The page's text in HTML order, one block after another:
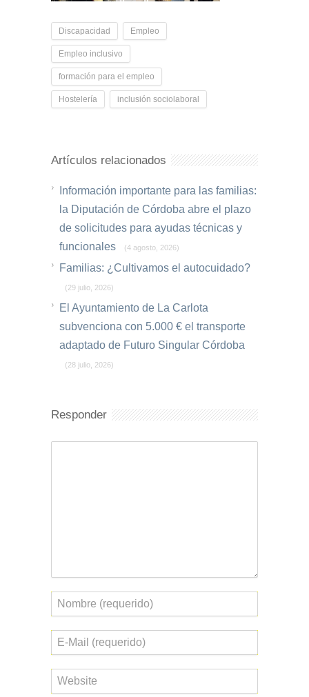
Discapacidad Empleo
Empleo inclusivo
formación para el empleo
Hostelería inclusión sociolaboral
Artículos relacionados
Información importante para las familias:
la Diputación de Córdoba abre el plazo
de solicitudes para ayudas técnicas y
funcionales
(4 agosto, 2026)
Familias: ¿Cultivamos el autocuidado?
(29 julio, 2026)
El Ayuntamiento de La Carlota
subvenciona con 5.000 € el transporte
adaptado de Futuro Singular Córdoba
(28 julio, 2026)
Responder
Nombre
Correo
electrónico
Web